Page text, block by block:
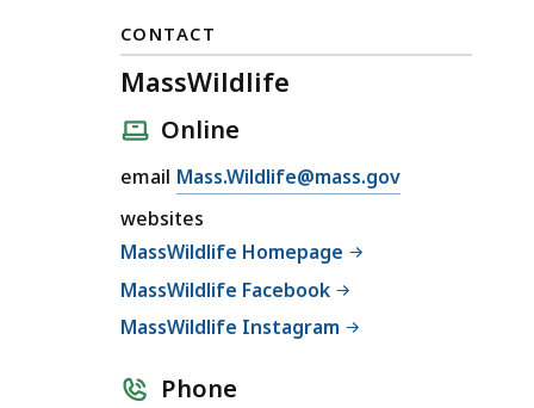
CONTACT
MassWildlife
Online
email E
a
i
l
M
s
Mass.Wildlife@mass.gov
websites
MassWildlife Homepage
MassWildlife Facebook
MassWildlife Instagram
Phone